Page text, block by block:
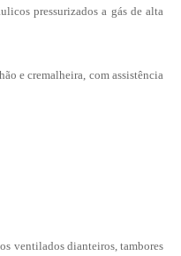
a gás de alta
com assistência
tambores